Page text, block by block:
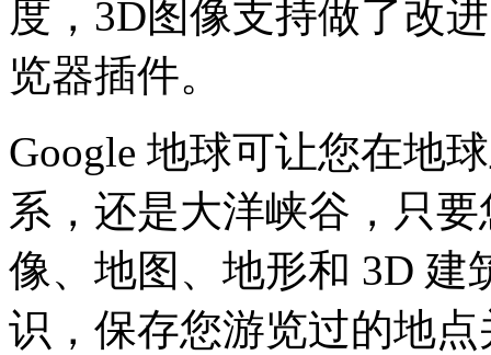
度，3D图像支持做了改
览器插件。
Google 地球可让您在地
系，还是大洋峡谷，只
像、地图、地形和 3D 建
识，保存您游览过的地